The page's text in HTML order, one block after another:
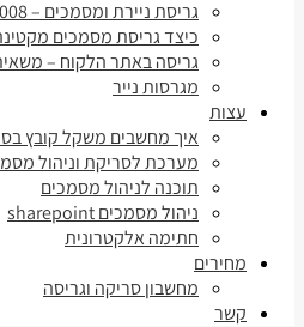
גריסת ניירת ומסמכים – 054-2488008
כיצד גריסת מסמכים
גריסה באתר הלקוח –
מגרסות נייר
עצות
איך מחשבים משקל קובץ
מערכת לסריקת וניהול
תוכנה לניהול מסמכים
ניהול מסמכים sharepoint
חתימה אלקטרונית
מחירים
מחשבון סריקה וגריסה
קשר